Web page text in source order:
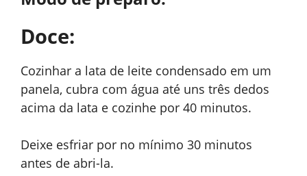
Doce:
Cozinhar a lata de leite condensado em um
panela, cubra com água até uns três dedos
acima da lata e cozinhe por 40 minutos.
Deixe esfriar por no mínimo 30 minutos
antes de abri-la.